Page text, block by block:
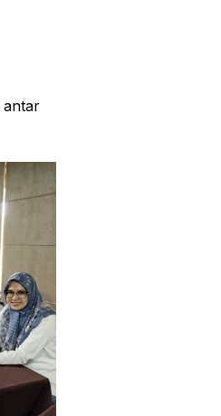
antar